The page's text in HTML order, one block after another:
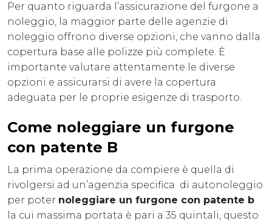
Per quanto riguarda l’assicurazione del furgone a
noleggio, la maggior parte delle agenzie di
noleggio offrono diverse opzioni, che vanno dalla
copertura base alle polizze più complete. È
importante valutare attentamente le diverse
opzioni e assicurarsi di avere la copertura
adeguata per le proprie esigenze di trasporto.
Come noleggiare un furgone
con patente B
La prima operazione da compiere è quella di
rivolgersi ad un’agenzia specifica di autonoleggio
per poter noleggiare un furgone con patente b
la cui massima portata è pari a 35 quintali, questo